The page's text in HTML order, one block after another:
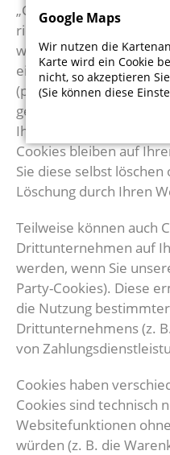
„Cookies“. Cookies sind
richten auf Ihrem
werden entweder
einer Sitzung (Session-
(permanente Cookies)
gespeichert. Session-
Ihres Besuchs
Cookies bleiben auf
Sie diese selbst
Löschung durch Ihren
Teilweise können auch
Drittunternehmen auf
werden, wenn Sie
Party-Cookies). Diese
die Nutzung
Drittunternehmens (z.
von
Cookies haben
Cookies sind technisch
Websitefunktionen
würden (z. B. die
Google Maps
Wir nutzen die
Karte wird ein Cookie
nicht, so akzeptieren
(Sie können diese